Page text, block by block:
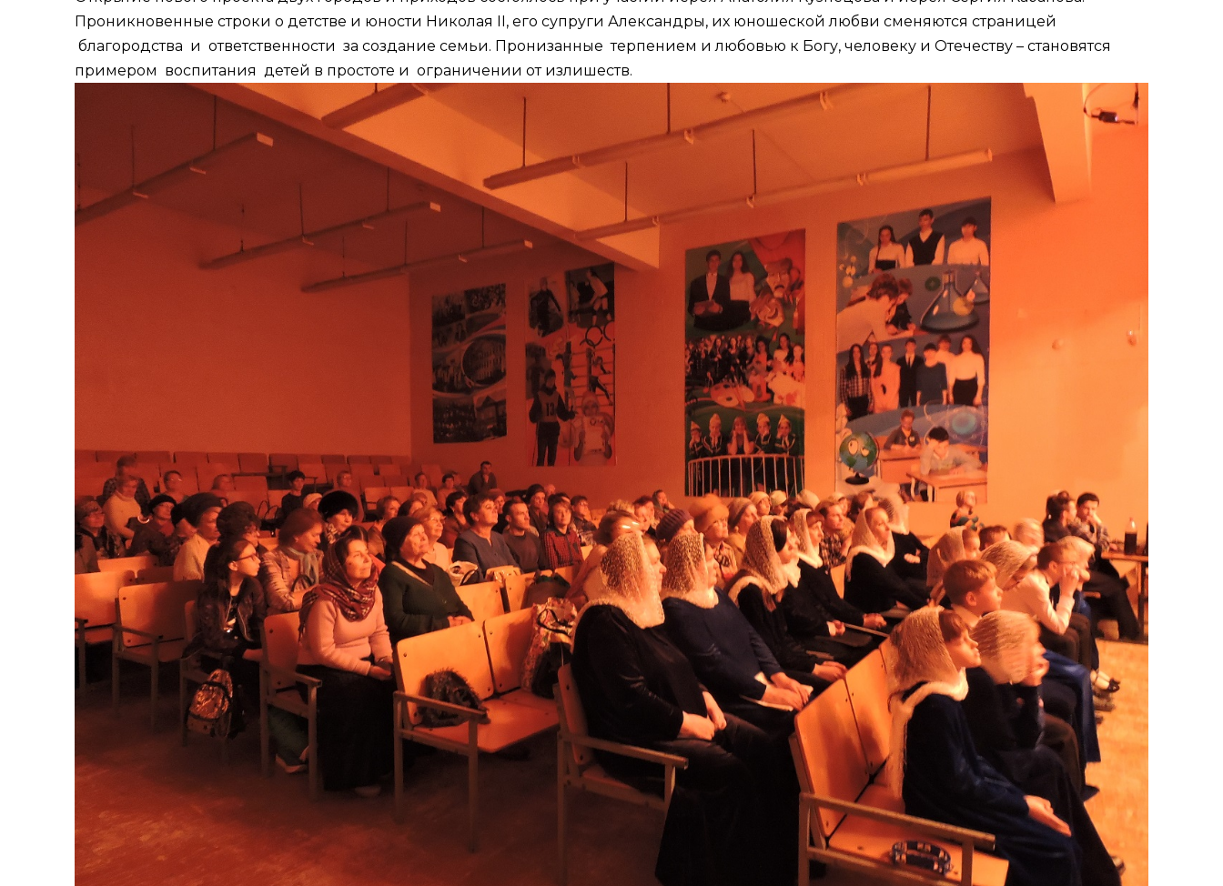
Проникновенные строки о детстве и юности Николая II, его супруги Александры, их юношеской любви сменяются страницей
благородства и ответственности за создание семьи. Пронизанные терпением и любовью к Богу, человеку и Отечеству – становятся
примером воспитания детей в простоте и ограничении от излишеств.